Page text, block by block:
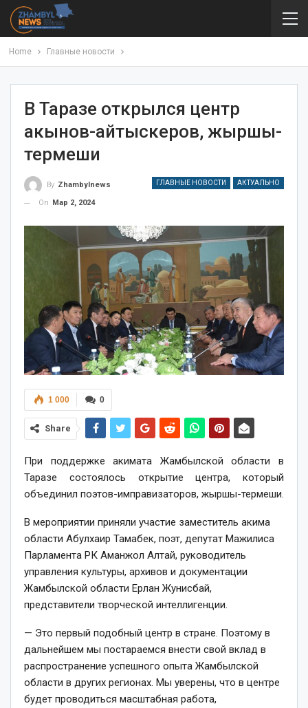
Home Главные новости
В Таразе открылся центр
акынов-айтыскеров, жыршы-
термеши
ГЛАВНЫЕ НОВОСТИ АКТУАЛЬНО
By Zhambylnews
On
Мар 2, 2024
0
1 000
Share
При поддержке акимата Жамбылской области в
Таразе состоялось открытие центра, который
объединил поэтов-имправизаторов, жыршы-термеши.
В мероприятии приняли участие заместитель акима
области Абулхаир Тамабек, поэт, депутат Мажилиса
Парламента РК Аманжол Алтай, руководитель
управления культуры, архивов и документации
Жамбылской области Ерлан Жунисбай,
представители творческой интеллигенции.
— Это первый подобный центр в стране. Поэтому в
дальнейшем мы постараемся внести свой вклад в
распространение успешного опыта Жамбылской
области в других регионах. Мы уверены, что в центре
будет проводиться масштабная работа,